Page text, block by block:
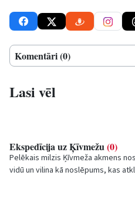
Komentāri (0)
Lasi vēl
Ekspedīcija uz Ķīvmežu(0)
Pelēkais milzis Ķīvmeža akmens
vidū un vilina kā noslēpums, kas